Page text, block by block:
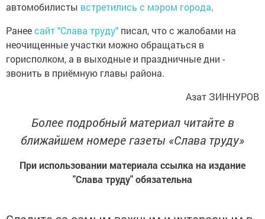
автомобилисты встретились с мэром города.
Ранеесайт "Слава труду" писал, что с жалобами на
неочищенные участки можно обращаться в
горисполком, а в выходные и праздничные дни -
звонить в приёмную главы района.
Азат ЗИННУРОВ
Более подробный материал читайте в
ближайшем номере газеты «Слава труду»
При использовании материала ссылка на издание
"Слава труду" обязательна